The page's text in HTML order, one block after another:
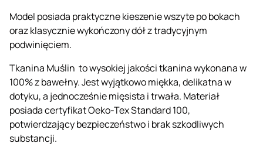
Model posiada praktyczne kieszenie wszyte po bokach
oraz klasycznie wykończony dół z tradycyjnym
podwinięciem.
Tkanina Muślin to wysokiej jakości tkanina wykonana w
100% z bawełny. Jest wyjątkowo miękka, delikatna w
dotyku, a jednocześnie mięsista i trwała. Materiał
posiada certyfikat Oeko-Tex Standard 100,
potwierdzający bezpieczeństwo i brak szkodliwych
substancji.